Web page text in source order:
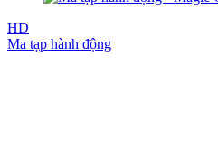
HD
Ma tạp hành động